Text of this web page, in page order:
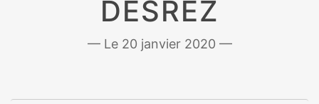
DESREZ
20 janvier 2020